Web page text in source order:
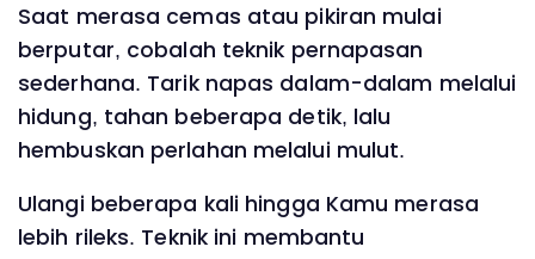
Saat merasa cemas atau pikiran mulai
berputar, cobalah teknik pernapasan
sederhana. Tarik napas dalam-dalam melalui
hidung, tahan beberapa detik, lalu
hembuskan perlahan melalui mulut.
Ulangi beberapa kali hingga Kamu merasa
lebih rileks. Teknik ini membantu